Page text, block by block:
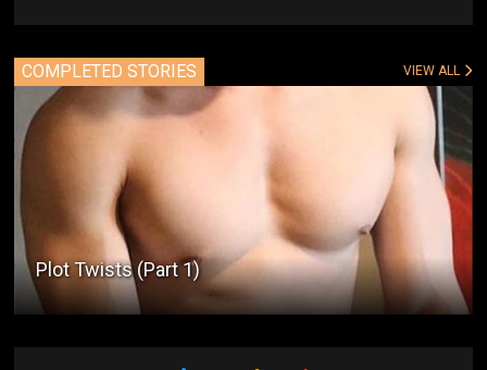
COMPLETED STORIES VIEW ALL
Plot Twists (Part 1)